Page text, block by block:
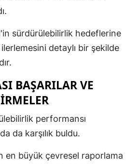
Kırklareli
Manisa
sürdürülebilirlik hedeflerine
detaylı bir şekilde
BAŞARILAR VE
performansı
da karşılık buldu.
en büyük çevresel raporlama